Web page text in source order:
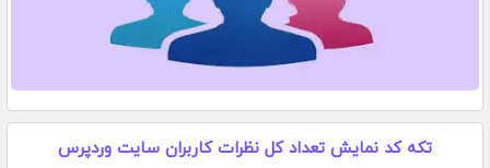
تکه کد نمایش تعداد کل نظرات کاربران سایت وردپرس